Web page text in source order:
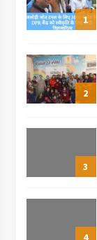
1
2
3